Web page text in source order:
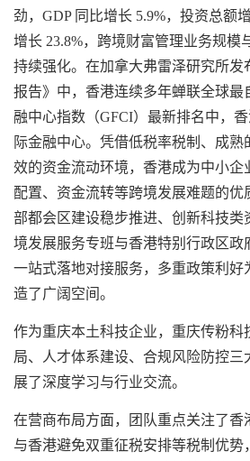
劲，GDP 同比增长 5.9%，投资总额
增长 23.8%，跨境财富管理业务规模
持续强化。在加拿大弗雷泽研究所发
报告》中，香港连续多年蝉联全球最
融中心指数（GFCI）最新排名中，
际金融中心。凭借低税率税制、成熟
效的资金流动环境，香港成为中小企
配置、资金流转等跨境发展难题的优
部都会区建设稳步推进、创新科技类
境发展服务专班与香港特别行政区政
一站式落地对接服务，多重政策利好
造了广阔空间。
作为重庆本土科技企业，重庆传粉科
局、人才体系建设、合规风险防控三
展了深度学习与行业交流。
在营商布局方面，团队重点关注了香
与香港避免双重征税安排等税制优势